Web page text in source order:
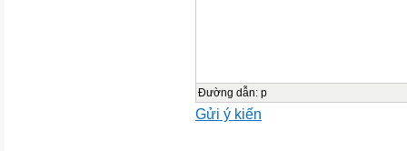
Đường dẫn: p
Gửi ý kiến